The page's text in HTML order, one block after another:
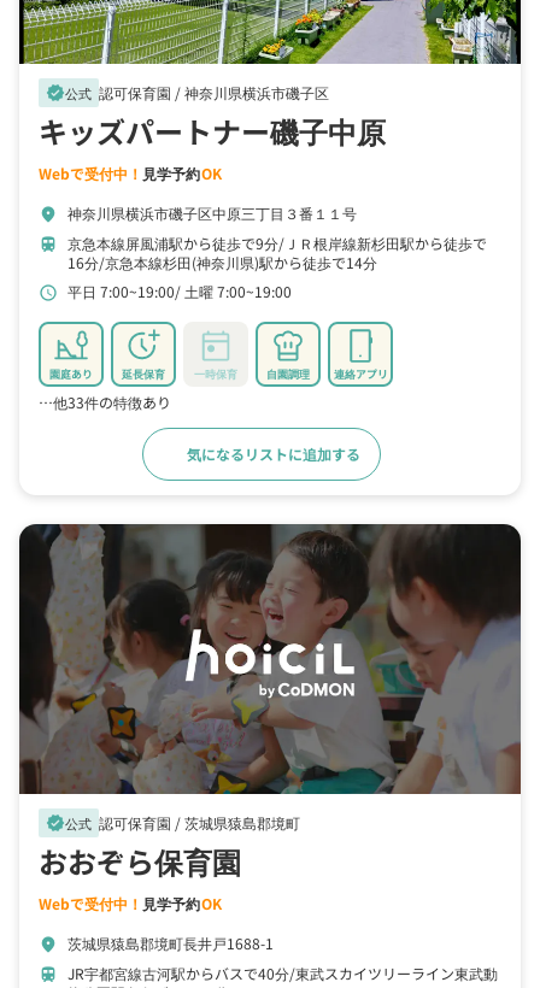
verified公式 認可保育園 /神奈川県横浜市磯子区
キッズパートナー磯子中原
Webで受付中！ 見学予約OK
location_on 神奈川県横浜市磯子区中原三丁目３番１１号
train 京急本線屏風浦駅から徒歩で9分
ＪＲ根岸線新杉田駅から徒歩で
16分 京急本線杉田(神奈川県)駅から徒歩で14分
schedule 平日 7:00~19:00 土曜 7:00~19:00
園庭あり 延長保育 一時保育 自園調理 連絡アプリ
…他33件の特徴あり
気になるリストに追加する
verified公式 認可保育園 /茨城県猿島郡境町
おおぞら保育園
Webで受付中！ 見学予約OK
location_on 茨城県猿島郡境町長井戸1688-1
train JR宇都宮線古河駅からバスで40分 東武スカイツリーライン東武動